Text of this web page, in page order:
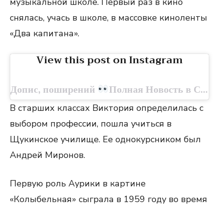
снялась, учась в школе, в массовке киноленты
«Два капитана».
View this post on Instagram
Допис, поширений
Полная Новость в СТОРИС (@sarafannoe__radio)
В старших классах Виктория определилась с
выбором профессии, пошла учиться в
Щукинское училище. Ее однокурсником был
Андрей Миронов.
Первую роль Аурики в картине
«Колыбельная» сыграла в 1959 году во время